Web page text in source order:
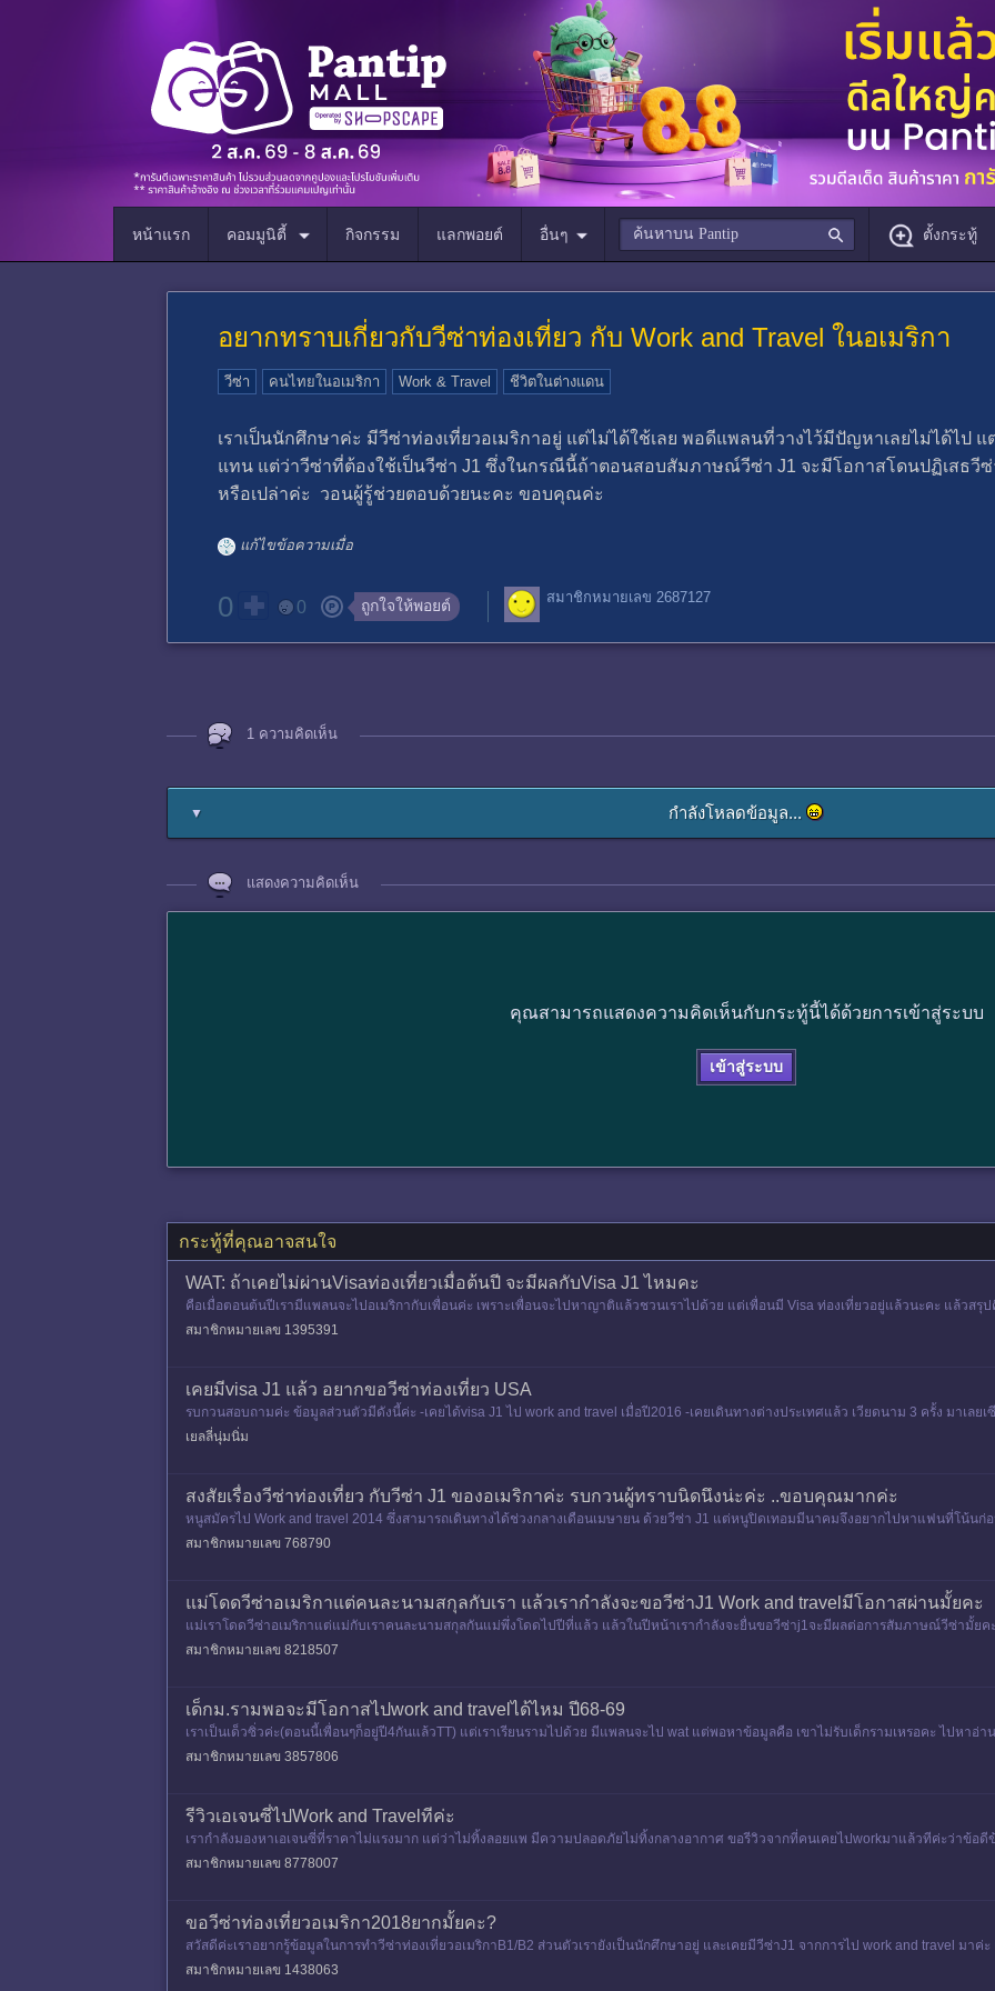
หน้าแรก คอมมูนิตี้ กิจกรรม แลกพอยต์ อื่นๆ ตั้งกระทู้
อยากทราบเกี่ยวกับวีซ่าท่องเที่ยว กับ Work and Travel ในอเมริกา
วีซ่า คนไทยในอเมริกา Work & Travel ชีวิตในต่างแดน
เราเป็นนักศึกษาค่ะ มีวีซ่าท่องเที่ยวอเมริกาอยู่ แต่ไม่ได้ใช้เลย พอดีแพลนที่วางไว้มีปัญหาเลยไม่ได้ไป แ
แทน แต่ว่าวีซ่าที่ต้องใช้เป็นวีซ่า J1 ซึ่งในกรณีนี้ถ้าตอนสอบสัมภาษณ์วีซ่า J1 จะมีโอกาสโดนปฏิเสธวีซ่
หรือเปล่าค่ะ วอนผู้รู้ช่วยตอบด้วยนะคะ ขอบคุณค่ะ
แก้ไขข้อความเมื่อ
0 0 ถูกใจให้พอยต์ สมาชิกหมายเลข 2687127
1 ความคิดเห็น
▼ กำลังโหลดข้อมูล...
แสดงความคิดเห็น
คุณสามารถแสดงความคิดเห็นกับกระทู้นี้ได้ด้วยการเข้าสู่ระบบ
เข้าสู่ระบบ
กระทู้ที่คุณอาจสนใจ
WAT: ถ้าเคยไม่ผ่านVisaท่องเที่ยวเมื่อต้นปี จะมีผลกับVisa J1 ไหมคะ
คือเมื่อตอนต้นปีเรามีแพลนจะไปอเมริกากับเพื่อนค่ะ เพราะเพื่อนจะไปหาญาติแล้วชวนเราไปด้วย แต่เพื่อนมี Visa ท่องเที่ยวอยู่แล้วนะคะ แล้วสรุ
เคยเที่ยวต่
สมาชิกหมายเลข 1395391
เคยมีvisa J1 แล้ว อยากขอวีซ่าท่องเที่ยว USA
รบกวนสอบถามค่ะ ข้อมูลส่วนตัวมีดังนี้ค่ะ -เคยได้visa J1 ไป work and travel เมื่อปี2016 -เคยเดินทางต่างประเทศแล้ว เวียดนาม 3 ครั้ง มาเลย
ร
เยลลี่นุ่มนิ่ม
สงสัยเรื่องวีซ่าท่องเที่ยว กับวีซ่า J1 ของอเมริกาค่ะ รบกวนผู้ทราบนิดนึงน่ะค่ะ ..ขอบคุณมากค่ะ
หนูสมัครไป Work and travel 2014 ซึ่งสามารถเดินทางได้ช่วงกลางเดือนเมษายน ด้วยวีซ่า J1 แต่หนูปิดเทอมมีนาคมจึงอยากไปหาแฟนที่โน้นก่อ
คือว่า ถ้าหนูไปหา
สมาชิกหมายเลข 768790
แม่โดดวีซ่าอเมริกาแต่คนละนามสกุลกับเรา แล้วเรากำลังจะขอวีซ่าJ1 Work and travelมีโอกาสผ่านมั้ยคะ
แม่เราโดดวีซ่าอเมริกาแต่แม่กับเราคนละนามสกุลกันแม่พึ่งโดดไปปีที่แล้ว แล้วในปีหน้าเรากำลังจะยื่นขอวีซ่าj1จะมีผลต่อการสัมภาษณ์วีซ่ามั้ยค
อนตอนปี4เพราะ
สมาชิกหมายเลข 8218507
เด็กม.รามพอจะมีโอกาสไปwork and travelได้ไหม ปี68-69
เราเป็นเด็วซิ่วค่ะ(ตอนนี้เพื่อนๆก็อยู่ปี4กันแล้วTT) แต่เราเรียนรามไปด้วย มีแพลนจะไป wat แต่พอหาข้อมูลคือ เขาไม่รับเด็กรามเหรอคะ ไปหา
บมาเป็
สมาชิกหมายเลข 3857806
รีวิวเอเจนซี่ไปWork and Travelทีค่ะ
เรากำลังมองหาเอเจนซี่ที่ราคาไม่แรงมาก แต่ว่าไม่ทิ้งลอยแพ มีความปลอดภัยไม่ทิ้งกลางอากาศ ขอรีวิวจากที่คนเคยไปworkมาแล้วทีค่ะว่าข้อดี
สมาชิกหมายเลข 8778007
ขอวีซ่าท่องเที่ยวอเมริกา2018ยากมั้ยคะ?
สวัสดีค่ะเราอยากรู้ข้อมูลในการทำวีซ่าท่องเที่ยวอเมริกาB1/B2 ส่วนตัวเรายังเป็นนักศึกษาอยู่ และเคยมีวีซ่าJ1 จากการไป work and travel มาค่
าคล้ายๆกับวีซ่
สมาชิกหมายเลข 1438063